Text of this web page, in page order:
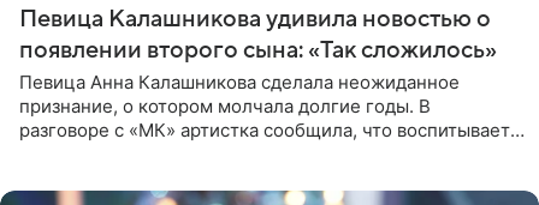
Певица Калашникова удивила новостью о
появлении второго сына: «Так сложилось»
Певица Анна Калашникова сделала неожиданное
признание, о котором молчала долгие годы. В
разговоре с «МК» артистка сообщила, что воспитывает